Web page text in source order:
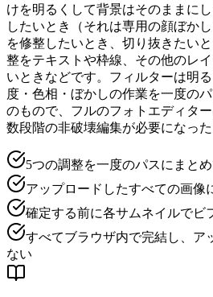
けを明るくして背景はそのままに
したいとき（それは専用の顔ぼか
を修整したいとき、切り抜きたい
整をテキストや枠線、その他のレ
いときなどです。フィルターは明
度・色相・ぼかしの作業を一度の
のもので、フルのフォトエディタ
数段階の非破壊編集が必要になっ
5つの調整を一度のパスにまと
アップロードしたすべての画像
確定する前に各サムネイルでビ
すべてブラウザ内で完結し、ア
ない